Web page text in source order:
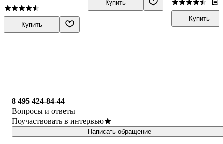
Марина Завгородняя
Купить
Купить
психолога
·
Купить
8 495 424-84-44
Вопросы и ответы
Поучаствовать в интервью
Написать обращение